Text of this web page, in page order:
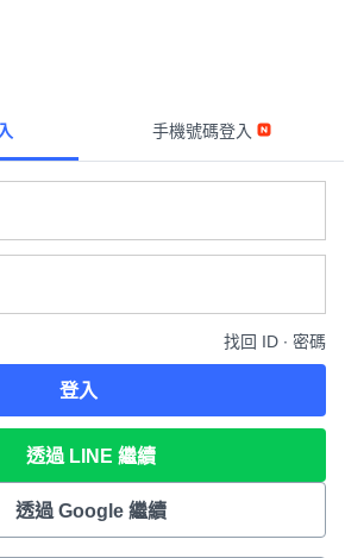
手機號碼登入
找回 ID ∙ 密碼
登入
透過 LINE 繼續
透過 Google 繼續